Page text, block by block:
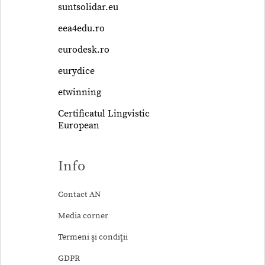
suntsolidar.eu
eea4edu.ro
eurodesk.ro
eurydice
etwinning
Certificatul Lingvistic
European
Info
Contact AN
Media corner
Termeni şi condiţii
GDPR